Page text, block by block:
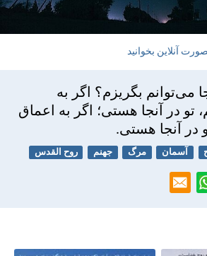
آنلاین بخوانید
می‌توانم بگريزم؟ اگر به
تو در آنجا هستی؛ اگر به اعماق
در آنجا هستی.
آسمان مرگ جهنم روح القدس